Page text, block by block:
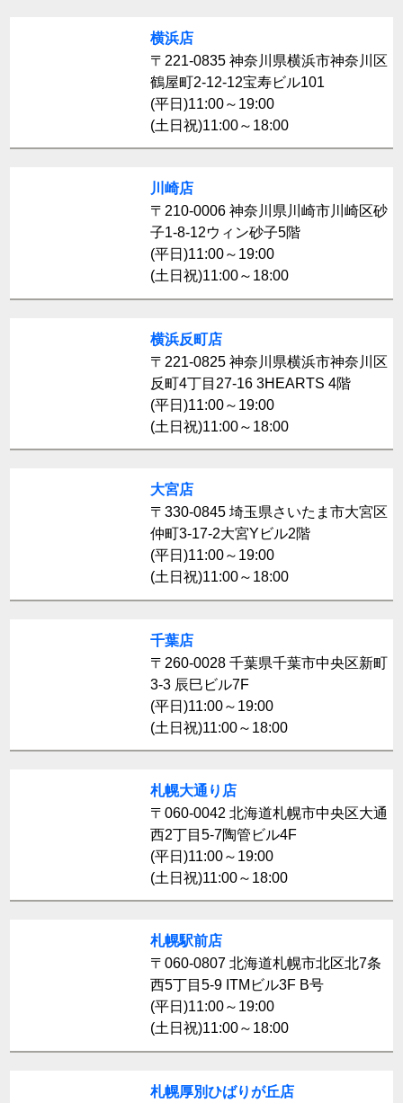
横浜店
〒221-0835 神奈川県横浜市神奈川区
鶴屋町2-12-12宝寿ビル101
(平日)11:00～19:00
(土日祝)11:00～18:00
川崎店
〒210-0006 神奈川県川崎市川崎区砂
子1-8-12ウィン砂子5階
(平日)11:00～19:00
(土日祝)11:00～18:00
横浜反町店
〒221-0825 神奈川県横浜市神奈川区
反町4丁目27-16 3HEARTS 4階
(平日)11:00～19:00
(土日祝)11:00～18:00
大宮店
〒330-0845 埼玉県さいたま市大宮区
仲町3-17-2大宮Yビル2階
(平日)11:00～19:00
(土日祝)11:00～18:00
千葉店
〒260-0028 千葉県千葉市中央区新町
3-3 辰巳ビル7F
(平日)11:00～19:00
(土日祝)11:00～18:00
札幌大通り店
〒060-0042 北海道札幌市中央区大通
西2丁目5-7陶管ビル4F
(平日)11:00～19:00
(土日祝)11:00～18:00
札幌駅前店
〒060-0807 北海道札幌市北区北7条
西5丁目5-9 ITMビル3F B号
(平日)11:00～19:00
(土日祝)11:00～18:00
札幌厚別ひばりが丘店